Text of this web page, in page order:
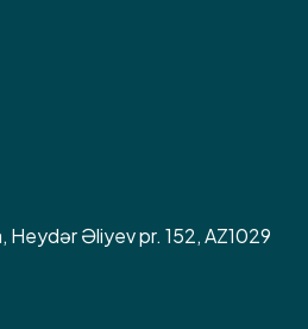
Heydər Əliyev pr. 152, AZ1029